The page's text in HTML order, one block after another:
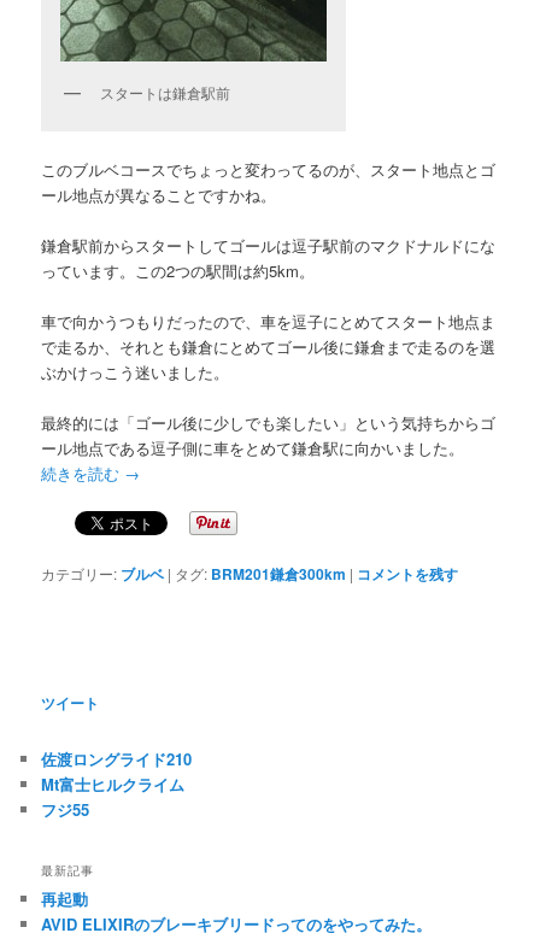
スタートは鎌倉駅前
このブルベコースでちょっと変わってるのが、スタート地点とゴ
ール地点が異なることですかね。
鎌倉駅前からスタートしてゴールは逗子駅前のマクドナルドにな
っています。この2つの駅間は約5km。
車で向かうつもりだったので、車を逗子にとめてスタート地点ま
で走るか、それとも鎌倉にとめてゴール後に鎌倉まで走るのを選
ぶかけっこう迷いました。
最終的には「ゴール後に少しでも楽したい」という気持ちからゴ
ール地点である逗子側に車をとめて鎌倉駅に向かいました。
続きを読む →
カテゴリー: ブルベ | タグ: BRM201鎌倉300km | コメントを残す
ツイート
佐渡ロングライド210
Mt富士ヒルクライム
フジ55
最新記事
再起動
AVID ELIXIRのブレーキブリードってのをやってみた。